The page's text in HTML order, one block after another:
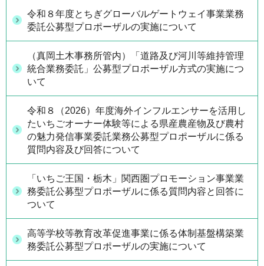
令和８年度とちぎグローバルゲートウェイ事業業務
委託公募型プロポーザルの実施について
（真岡土木事務所管内）「道路及び河川等維持管理
統合業務委託」公募型プロポーザル方式の実施につ
いて
令和８（2026）年度海外インフルエンサーを活用し
たいちごオーナー体験等による県産農産物及び農村
の魅力発信事業委託業務公募型プロポーザルに係る
質問内容及び回答について
「いちご王国・栃木」関西圏プロモーション事業業
務委託公募型プロポーザルに係る質問内容と回答に
ついて
高等学校等教育改革促進事業に係る体制基盤構築業
務委託公募型プロポーザルの実施について